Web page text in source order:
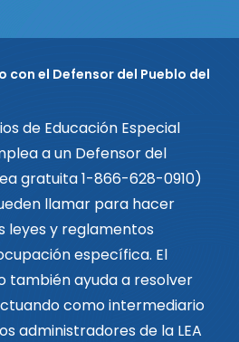
con el Defensor del Pueblo del
de Educación Especial
a un Defensor del
gratuita 1-866-628-0910)
llamar para hacer
leyes y reglamentos
específica. El
también ayuda a resolver
como intermediario
administradores de la LEA